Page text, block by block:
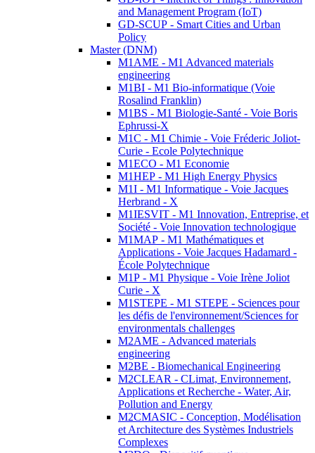
and Management Program (IoT)
GD-SCUP - Smart Cities and Urban
Policy
Master (DNM)
M1AME - M1 Advanced materials
engineering
M1BI - M1 Bio-informatique (Voie
Rosalind Franklin)
M1BS - M1 Biologie-Santé - Voie Boris
Ephrussi-X
M1C - M1 Chimie - Voie Fréderic Joliot-
Curie - Ecole Polytechnique
M1ECO - M1 Economie
M1HEP - M1 High Energy Physics
M1I - M1 Informatique - Voie Jacques
Herbrand - X
M1IESVIT - M1 Innovation, Entreprise, et
Société - Voie Innovation technologique
M1MAP - M1 Mathématiques et
Applications - Voie Jacques Hadamard -
École Polytechnique
M1P - M1 Physique - Voie Irène Joliot
Curie - X
M1STEPE - M1 STEPE - Sciences pour
les défis de l'environnement/Sciences for
environmentals challenges
M2AME - Advanced materials
engineering
M2BE - Biomechanical Engineering
M2CLEAR - CLimat, Environnement,
Applications et Recherche - Water, Air,
Pollution and Energy
M2CMASIC - Conception, Modélisation
et Architecture des Systèmes Industriels
Complexes